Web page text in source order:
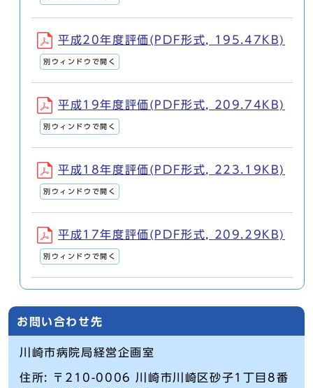
平成20年度評価(PDF形式, 195.47KB)
別ウィンドウで開く
平成19年度評価(PDF形式, 209.74KB)
別ウィンドウで開く
平成18年度評価(PDF形式, 223.19KB)
別ウィンドウで開く
平成17年度評価(PDF形式, 209.29KB)
別ウィンドウで開く
お問い合わせ先
川崎市病院局経営企画室
住所: 〒210-0006 川崎市川崎区砂子1丁目8番